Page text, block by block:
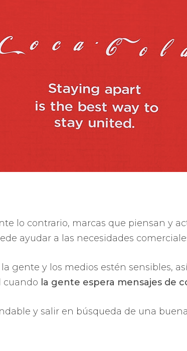
lo contrario, marcas que piensan y
ayudar a las necesidades
gente y los medios estén sensibles,
cuando la gente espera mensajes de
y salir en búsqueda de una